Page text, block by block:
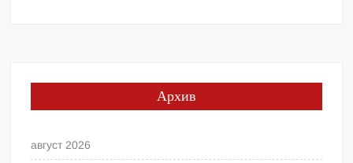
Архив
август 2026